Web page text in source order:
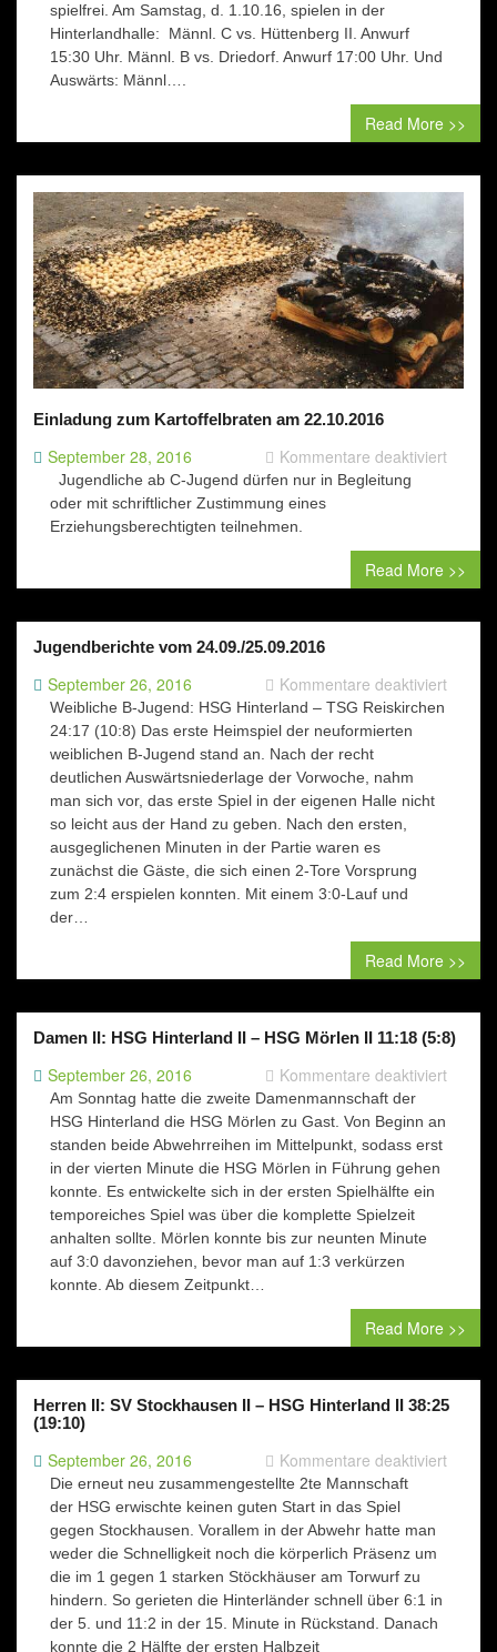
spielfrei. Am Samstag, d. 1.10.16, spielen in der
Hinterlandhalle: Männl. C vs. Hüttenberg II. Anwurf
15:30 Uhr. Männl. B vs. Driedorf. Anwurf 17:00 Uhr. Und
Auswärts: Männl….
Read More >>
Einladung zum Kartoffelbraten am 22.10.2016
September 28, 2016 Kommentare deaktiviertfür
am
Jugendliche ab C-Jugend dürfen nur in Begleitung
oder mit schriftlicher Zustimmung eines
Erziehungsberechtigten teilnehmen.
Read More >>
Jugendberichte vom 24.09./25.09.2016
September 26, 2016 Kommentare deaktiviertfür
Weibliche B-Jugend: HSG Hinterland – TSG Reiskirchen
24:17 (10:8) Das erste Heimspiel der neuformierten
weiblichen B-Jugend stand an. Nach der recht
deutlichen Auswärtsniederlage der Vorwoche, nahm
man sich vor, das erste Spiel in der eigenen Halle nicht
so leicht aus der Hand zu geben. Nach den ersten,
ausgeglichenen Minuten in der Partie waren es
zunächst die Gäste, die sich einen 2-Tore Vorsprung
zum 2:4 erspielen konnten. Mit einem 3:0-Lauf und
der…
Read More >>
Damen II: HSG Hinterland II – HSG Mörlen II 11:18 (5:8)
September 26, 2016 Kommentare deaktiviertfür
(5:8)
Am Sonntag hatte die zweite Damenmannschaft der
HSG Hinterland die HSG Mörlen zu Gast. Von Beginn an
standen beide Abwehrreihen im Mittelpunkt, sodass erst
in der vierten Minute die HSG Mörlen in Führung gehen
konnte. Es entwickelte sich in der ersten Spielhälfte ein
temporeiches Spiel was über die komplette Spielzeit
anhalten sollte. Mörlen konnte bis zur neunten Minute
auf 3:0 davonziehen, bevor man auf 1:3 verkürzen
konnte. Ab diesem Zeitpunkt…
Read More >>
Herren II: SV Stockhausen II – HSG Hinterland II 38:25
(19:10)
September 26, 2016 Kommentare deaktiviertfür
Die erneut neu zusammengestellte 2te Mannschaft
der HSG erwischte keinen guten Start in das Spiel
gegen Stockhausen. Vorallem in der Abwehr hatte man
weder die Schnelligkeit noch die körperlich Präsenz um
die im 1 gegen 1 starken Stöckhäuser am Torwurf zu
hindern. So gerieten die Hinterländer schnell über 6:1 in
der 5. und 11:2 in der 15. Minute in Rückstand. Danach
konnte die 2 Hälfte der ersten Halbzeit